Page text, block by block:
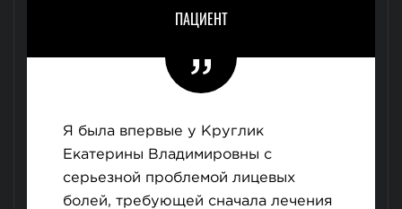
ПАЦИЕНТ
Я была впервые у Круглик
Екатерины Владимировны с
серьезной проблемой лицевых
болей, требующей сначала лечения